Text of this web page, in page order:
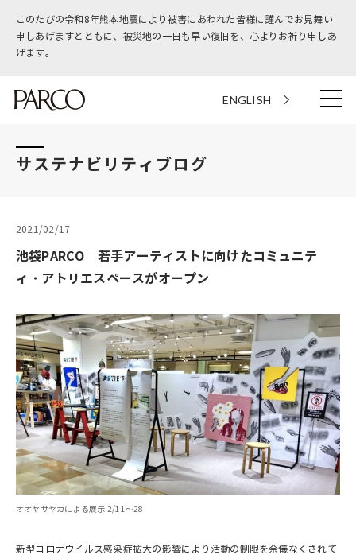
このたびの令和8年熊本地震により被害にあわれた皆様に謹んでお見舞い
申しあげますとともに、被災地の一日も早い復旧を、心よりお祈り申しあ
げます。
ENGLISH
サステナビリティブログ
2021/02/17
池袋PARCO 若手アーティストに向けたコミュニテ
ィ・アトリエスペースがオープン
オオヤサヤカによる展示 2/11～28
新型コロナウイルス感染症拡大の影響により活動の制限を余儀なくされて